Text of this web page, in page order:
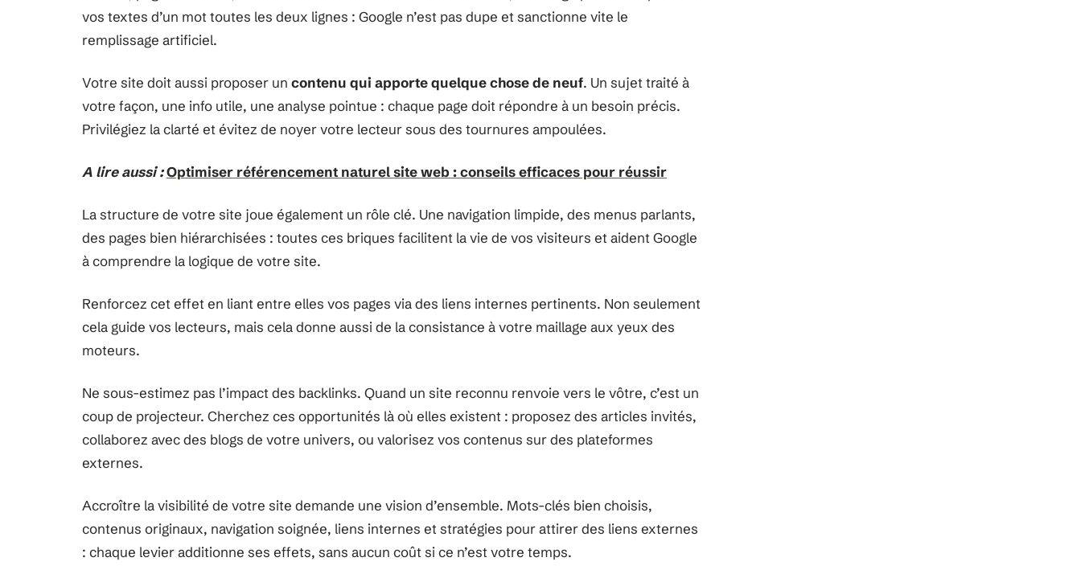
vos textes d’un mot toutes les deux lignes : Google n’est pas dupe et sanctionne vite le
remplissage artificiel.
Votre site doit aussi proposer un contenu qui apporte quelque chose de neuf. Un sujet traité à
votre façon, une info utile, une analyse pointue : chaque page doit répondre à un besoin précis.
Privilégiez la clarté et évitez de noyer votre lecteur sous des tournures ampoulées.
A lire aussi :Optimiser référencement naturel site web : conseils efficaces pour réussir
La structure de votre site joue également un rôle clé. Une navigation limpide, des menus parlants,
des pages bien hiérarchisées : toutes ces briques facilitent la vie de vos visiteurs et aident Google
à comprendre la logique de votre site.
Renforcez cet effet en liant entre elles vos pages via des liens internes pertinents. Non seulement
cela guide vos lecteurs, mais cela donne aussi de la consistance à votre maillage aux yeux des
moteurs.
Ne sous-estimez pas l’impact des backlinks. Quand un site reconnu renvoie vers le vôtre, c’est un
coup de projecteur. Cherchez ces opportunités là où elles existent : proposez des articles invités,
collaborez avec des blogs de votre univers, ou valorisez vos contenus sur des plateformes
externes.
Accroître la visibilité de votre site demande une vision d’ensemble. Mots-clés bien choisis,
contenus originaux, navigation soignée, liens internes et stratégies pour attirer des liens externes
: chaque levier additionne ses effets, sans aucun coût si ce n’est votre temps.